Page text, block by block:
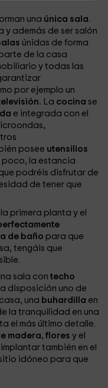
una única sala.
y además de ser salón
únidas de forma
de la casa
y todas las
por ejemplo un
La cocina se
e integrada con el
,
posee utensilios
poco, la estancia
podréis disfrutar de
de tener que
la primera planta y el
de baño para que
tengáis que
sala contecho
disposición uno de
una buhardilla en
la tranquilidad en una
el más último detalle.
madera, flores y el
también en el
idóneo para que